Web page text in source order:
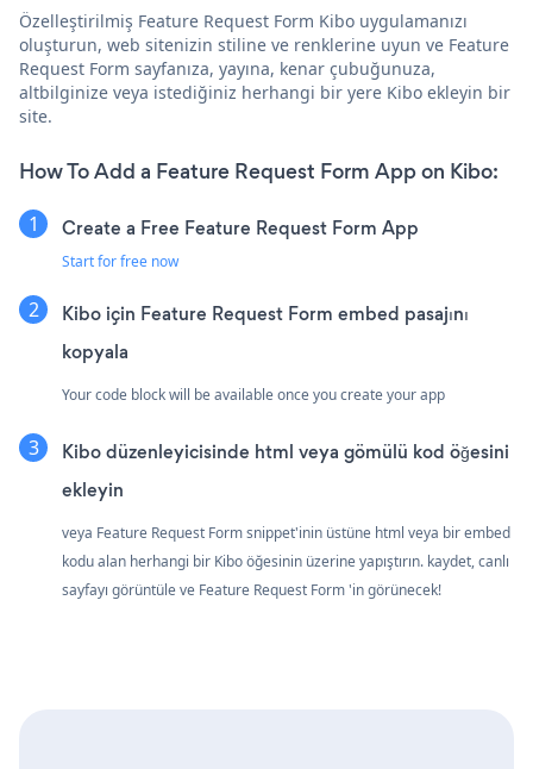
Özelleştirilmiş Feature Request Form Kibo uygulamanızı
oluşturun, web sitenizin stiline ve renklerine uyun ve Feature
Request Form sayfanıza, yayına, kenar çubuğunuza,
altbilginize veya istediğiniz herhangi bir yere Kibo ekleyin bir
site.
How To Add a Feature Request Form App on Kibo:
Create a Free Feature Request Form App
Start for free now
Kibo için Feature Request Form embed pasajını
kopyala
Your code block will be available once you create your app
Kibo düzenleyicisinde html veya gömülü kod öğesini
ekleyin
veya Feature Request Form snippet'inin üstüne html veya bir embed
kodu alan herhangi bir Kibo öğesinin üzerine yapıştırın. kaydet, canlı
sayfayı görüntüle ve Feature Request Form 'in görünecek!